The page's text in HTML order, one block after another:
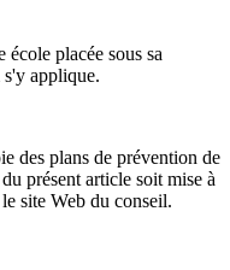
placée sous sa
s'y applique.
des plans de prévention de
présent article soit mise à
site Web du conseil.